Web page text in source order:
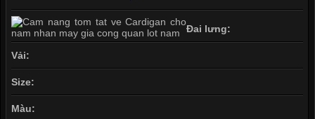
Đai lưng:
Vải:
Size:
Màu: